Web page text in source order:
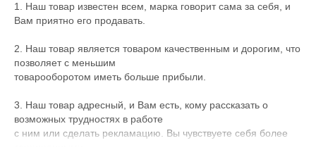
1. Наш товар известен всем, марка говорит сама за себя, и
Вам приятно его продавать.
2. Наш товар является товаром качественным и дорогим, что
позволяет с меньшим
товарооборотом иметь больше прибыли.
3. Наш товар адресный, и Вам есть, кому рассказать о
возможных трудностях в работе
с ним или сделать рекламацию. Вы чувствуете себя более